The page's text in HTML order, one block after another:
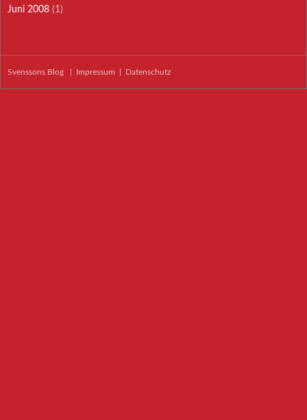
Juni 2008 (1)
Svenssons Blog Impressum Datenschutz